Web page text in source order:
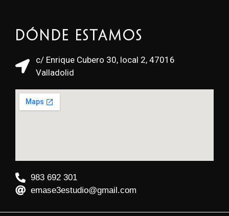
Dónde estamos
c/ Enrique Cubero 30, local 2, 47016
Valladolid
983 692 301
emase3estudio@gmail.com